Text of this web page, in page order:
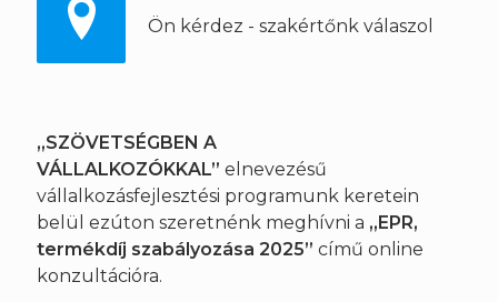
Ön kérdez - szakértőnk válaszol
„SZÖVETSÉGBEN A
VÁLLALKOZÓKKAL” elnevezésű
vállalkozásfejlesztési programunk keretein
belül ezúton szeretnénk meghívni a „EPR,
termékdíj szabályozása 2025” című online
konzultációra.